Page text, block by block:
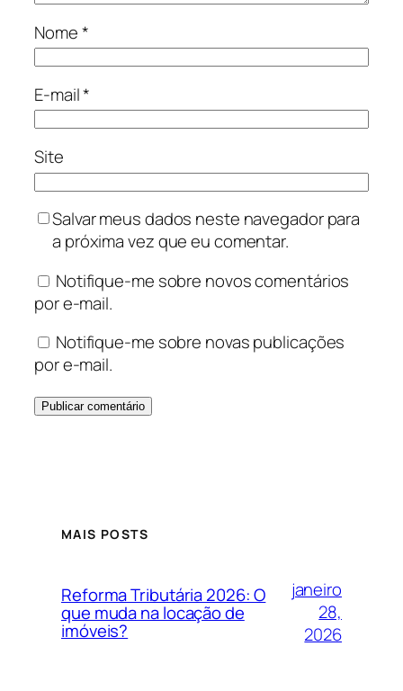
Nome*
E-mail*
Site
Salvar meus dados neste navegador para
a próxima vez que eu comentar.
Notifique-me sobre novos comentários
por e-mail.
Notifique-me sobre novas publicações
por e-mail.
MAIS POSTS
Reforma Tributária 2026: O
que muda na locação de
imóveis?
janeiro
28,
2026